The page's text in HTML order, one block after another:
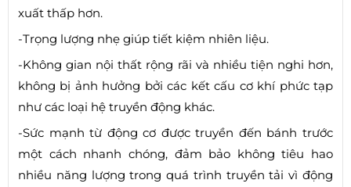
xuất thấp hơn.
-Trọng lượng nhẹ giúp tiết kiệm nhiên liệu.
-Không gian nội thất rộng rãi và nhiều tiện nghi hơn,
không bị ảnh hưởng bởi các kết cấu cơ khí phức tạp
như các loại hệ truyền động khác.
-Sức mạnh từ động cơ được truyền đến bánh trước
một cách nhanh chóng, đảm bảo không tiêu hao
nhiều năng lượng trong quá trình truyền tải vì động